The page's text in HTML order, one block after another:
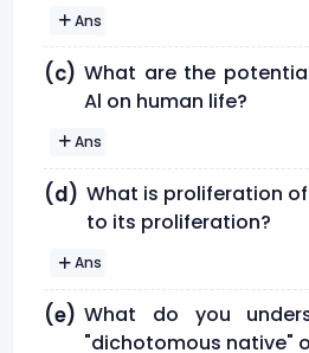
Ans
(c) What are the
Al on human life?
Ans
(d) What is proliferation
to its proliferation?
Ans
(e) What do you
"dichotomous native"